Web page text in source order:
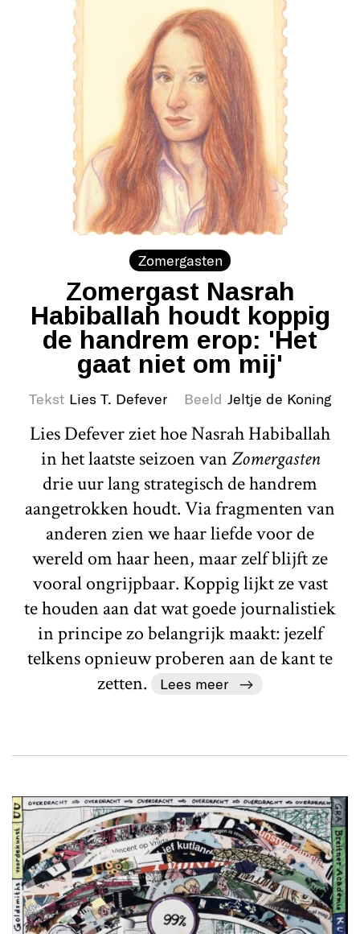
Zomergasten
Zomergast Nasrah
Habiballah houdt koppig
de handrem erop: 'Het
gaat niet om mij'
Tekst Lies T. Defever Beeld Jeltje de Koning
Lies Defever ziet hoe Nasrah Habiballah
in het laatste seizoen vanZomergasten
drie uur lang strategisch de handrem
aangetrokken houdt. Via fragmenten van
anderen zien we haar liefde voor de
wereld om haar heen, maar zelf blijft ze
vooral ongrijpbaar. Koppig lijkt ze vast
te houden aan dat wat goede journalistiek
in principe zo belangrijk maakt: jezelf
telkens opnieuw proberen aan de kant te
zetten.
Lees meer